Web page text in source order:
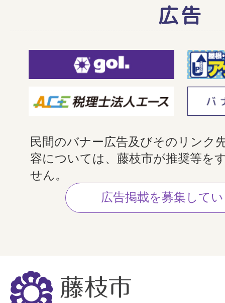
広告
民間のバナー広告及びそのリンク
容については、藤枝市が推奨等を
せん。
広告掲載を募集して
藤
枝